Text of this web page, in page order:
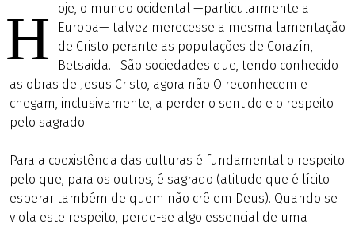
H
oje, o mundo ocidental —particularmente a
Europa— talvez merecesse a mesma lamentação
de Cristo perante as populações de Corazín,
Betsaida… São sociedades que, tendo conhecido
as obras de Jesus Cristo, agora não O reconhecem e
chegam, inclusivamente, a perder o sentido e o respeito
pelo sagrado.
Para a coexistência das culturas é fundamental o respeito
pelo que, para os outros, é sagrado (atitude que é lícito
esperar também de quem não crê em Deus). Quando se
viola este respeito, perde-se algo essencial de uma